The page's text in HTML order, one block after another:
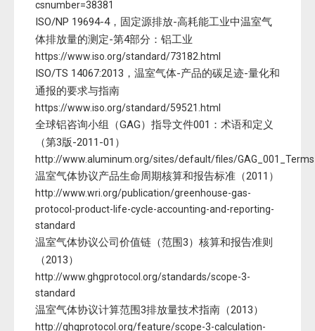
csnumber=38381
ISO/NP 19694-4，固定源排放-高耗能工业中温室气
体排放量的测定-第4部分：铝工业
https://www.iso.org/standard/73182.html
ISO/TS 14067:2013，温室气体-产品的碳足迹-量化和
通报的要求与指南
https://www.iso.org/standard/59521.html
全球铝咨询小组（GAG）指导文件001：术语和定义
（第3版-2011-01）
http://www.aluminum.org/sites/default/files/
温室气体协议产品生命周期核算和报告标准（2011）
http://www.wri.org/publication/greenhouse-gas-
protocol-product-life-cycle-accounting-and-reporting-
standard
温室气体协议公司价值链（范围3）核算和报告准则
（2013）
http://www.ghgprotocol.org/standards/scope-3-
standard
温室气体协议计算范围3排放量技术指南（2013）
http://ghgprotocol.org/feature/scope-3-calculation-